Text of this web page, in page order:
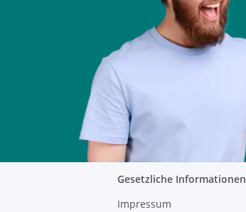
Gesetzliche Informationen
Impressum